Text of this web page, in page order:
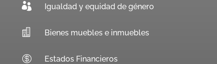
 Igualdad y equidad de género
 Bienes muebles e inmuebles
 Estados Financieros